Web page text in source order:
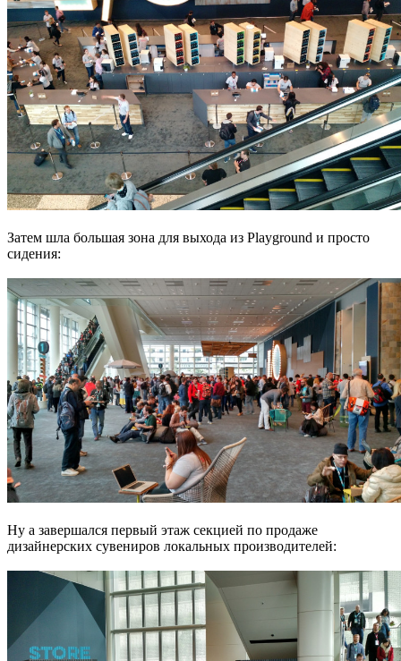
Затем шла большая зона для выхода из Playground и просто
сидения:
Ну а завершался первый этаж секцией по продаже
дизайнерских сувениров локальных производителей: